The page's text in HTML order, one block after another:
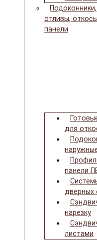
отливы,
панели
для
панели
дверных
нарезку
листами